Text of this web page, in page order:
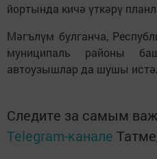
йортында кичә үткәрү
Мәгълүм булганча,
муниципаль районы
автоузышлар да шушы
Следите за самым
Telegram-канале